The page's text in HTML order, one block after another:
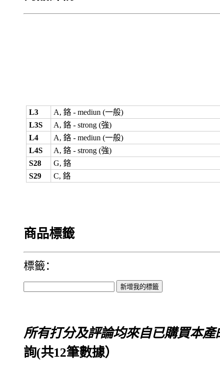
L3
A, 鉻 - mediun (一般)
L3S
A, 鉻 - strong (強)
L4
A, 鉻 - mediun (一般)
L4S
A, 鉻 - strong (強)
S28
G, 鉻
S29
C, 鉻
商品標籤
標籤：
所有打分及評論均來自已購買本產
詢(共12筆數據）